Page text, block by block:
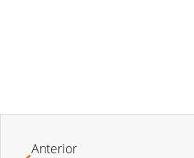
Anterior